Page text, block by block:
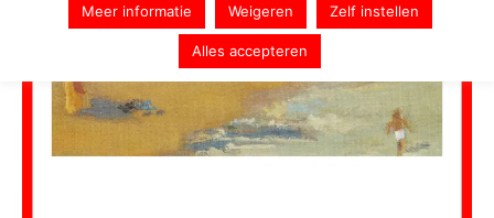
Meer informatie Weigeren Zelf instellen
Alles accepteren